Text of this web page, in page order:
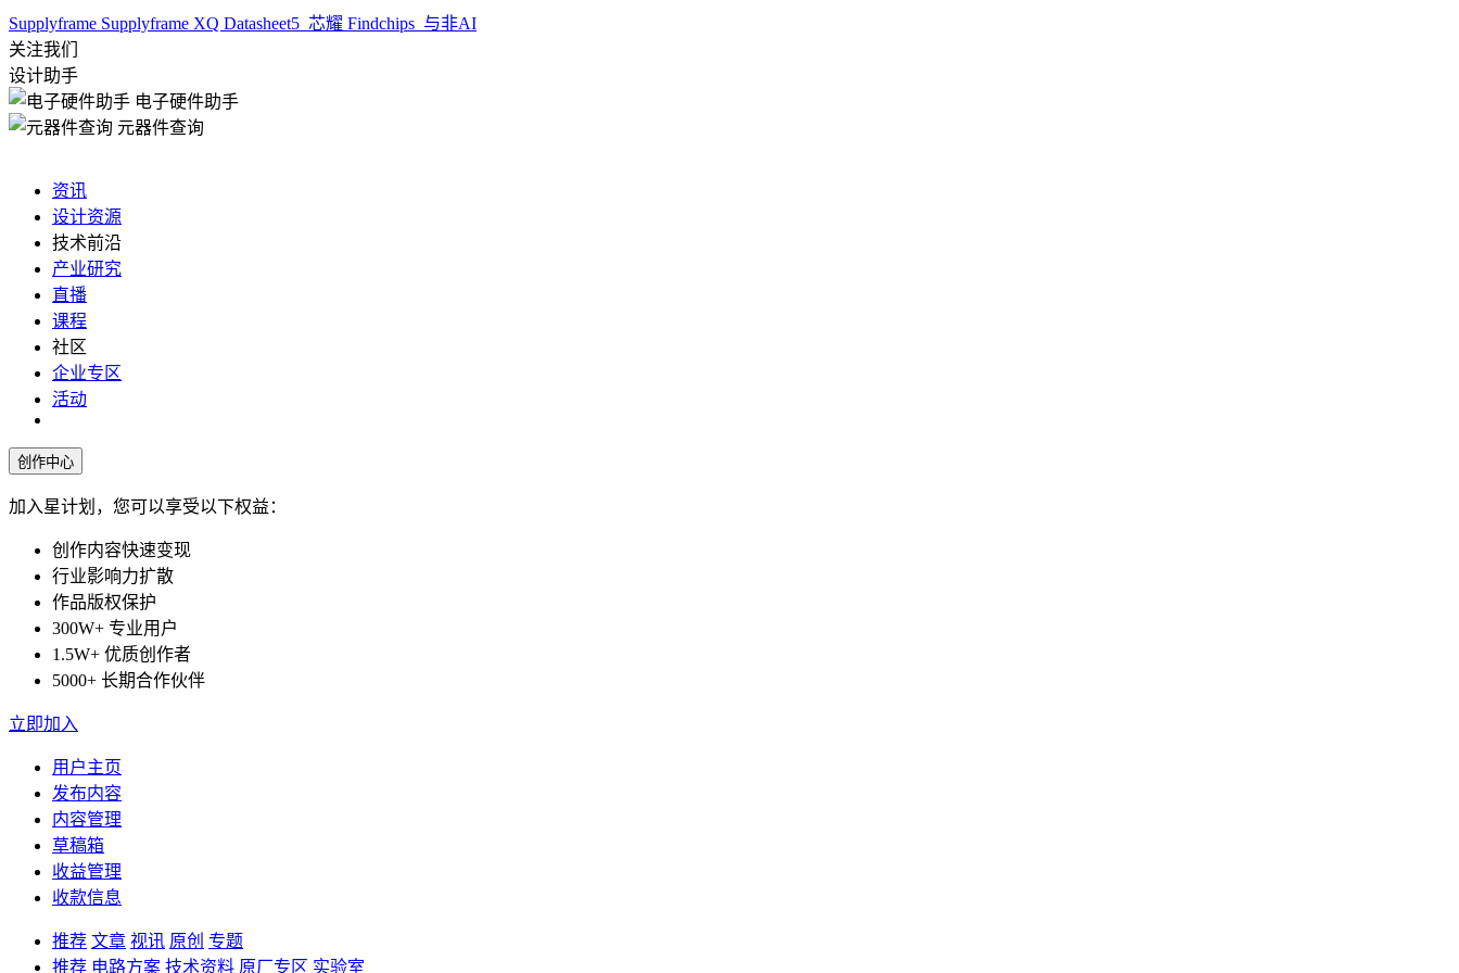
Supplyframe Supplyframe XQ Datasheet5 芯耀 Findchips 与非AI
关注我们
设计助手
电子硬件助手
元器件查询
资讯
设计资源
技术前沿
产业研究
直播
课程
社区
企业专区
活动
创作中心
加入星计划，您可以享受以下权益：
创作内容快速变现
行业影响力扩散
作品版权保护
300W+ 专业用户
1.5W+ 优质创作者
5000+ 长期合作伙伴
立即加入
用户主页
发布内容
内容管理
草稿箱
收益管理
收款信息
推荐 文章 视讯 原创 专题
推荐 电路方案 技术资料 原厂专区 实验室